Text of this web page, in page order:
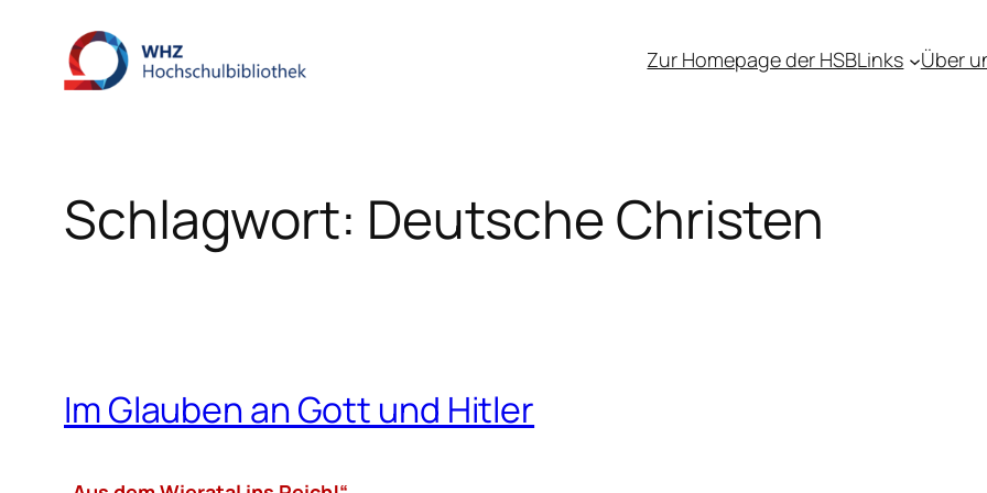
springen
Zur Homepage der HSBLinks Über
Schlagwort: Deutsche Christen
Im Glauben an Gott und Hitler